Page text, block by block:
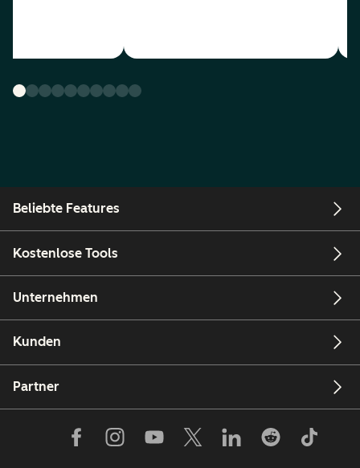
Beliebte Features
Kostenlose Tools
Unternehmen
Kunden
Partner